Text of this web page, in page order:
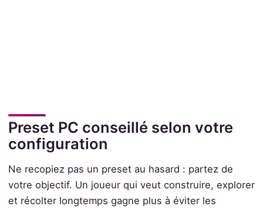
Preset PC conseillé selon votre
configuration
Ne recopiez pas un preset au hasard : partez de
votre objectif. Un joueur qui veut construire, explorer
et récolter longtemps gagne plus à éviter les